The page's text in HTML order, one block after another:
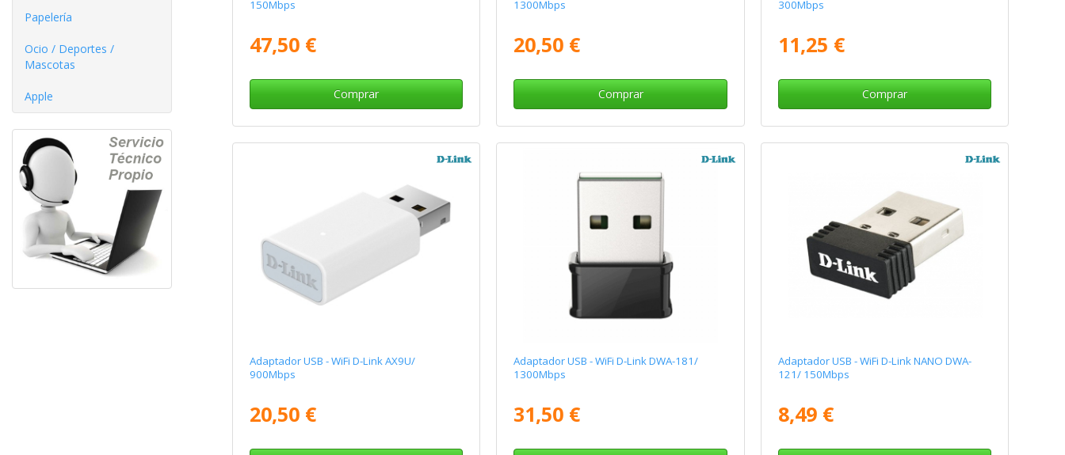
Papelería
Ocio / Deportes /
Mascotas
Apple
150Mbps
47,50 €
Comprar
1300Mbps
20,50 €
Comprar
300Mbps
11,25 €
Comprar
Adaptador USB - WiFi D-Link AX9U/
900Mbps
20,50 €
Adaptador USB - WiFi D-Link DWA-181/
1300Mbps
31,50 €
Adaptador USB - WiFi D-Link NANO DWA-
121/ 150Mbps
8,49 €